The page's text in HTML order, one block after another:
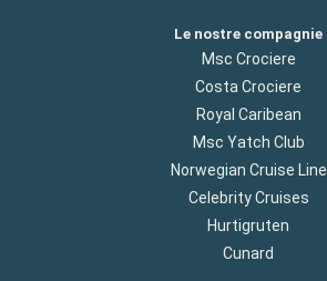
Le nostre compagnie
Msc Crociere
Costa Crociere
Royal Caribean
Msc Yatch Club
Norwegian Cruise Line
Celebrity Cruises
Hurtigruten
Cunard